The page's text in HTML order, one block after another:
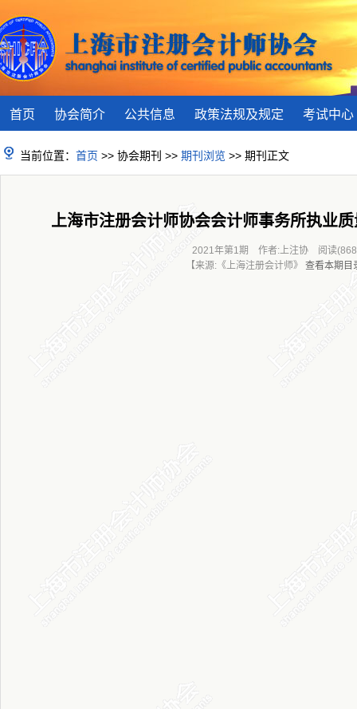
首页 协会简介 公共信息 政策法规及规定 考试中心
当前位置： 首页 >> 协会期刊 >> 期刊浏览 >> 期刊正文
上海市注册会计师协会会计师事务所执业
2021年第1期 作者:上注协 阅读
【来源:《上海注册会计师》 查看本期目